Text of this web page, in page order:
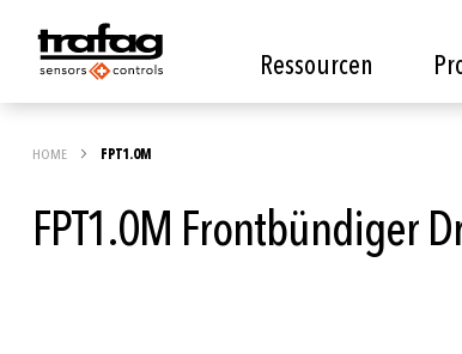
Ressourcen
HOME FPT1.0M
FPT1.0M Frontbündiger